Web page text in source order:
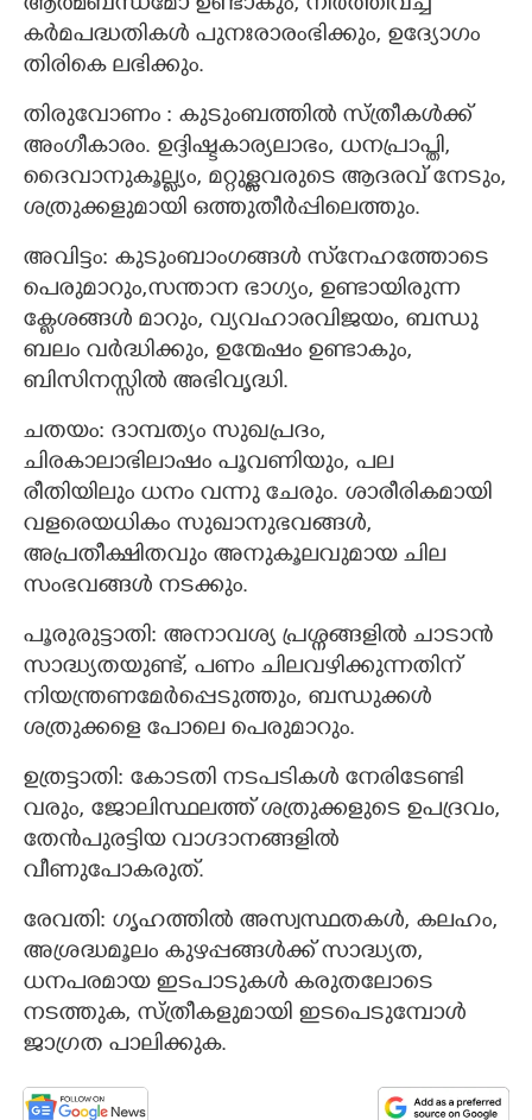
കർമപദ്ധതികൾ പുനഃരാരംഭിക്കും, ഉദ്യോഗം
തിരികെ ലഭിക്കും.
തിരുവോണം : കുടുംബത്തിൽ സ്ത്രീകൾക്ക്
അംഗീകാരം. ഉദ്ദിഷ്ടകാര്യലാഭം, ധനപ്രാപ്തി,
ദൈവാനുകൂല്ല്യം, മറ്റുള്ളവരുടെ ആദരവ് നേടും,
ശത്രുക്കളുമായി ഒത്തുതീർപ്പിലെത്തും.
അവിട്ടം: കുടുംബാംഗങ്ങൾ സ്‌നേഹത്തോടെ
പെരുമാറും,സന്താന ഭാഗ്യം, ഉണ്ടായിരുന്ന
ക്ലേശങ്ങൾ മാറും, വ്യവഹാരവിജയം, ബന്ധു
ബലം വർദ്ധിക്കും, ഉന്മേഷം ഉണ്ടാകും,
ബിസിനസ്സിൽ അഭിവൃദ്ധി.
ചതയം: ദാമ്പത്യം സുഖപ്രദം,
ചിരകാലാഭിലാഷം പൂവണിയും, പല
രീതിയിലും ധനം വന്നു ചേരും. ശാരീരികമായി
വളരെയധികം സുഖാനുഭവങ്ങൾ,
അപ്രതീക്ഷിതവും അനുകൂലവുമായ ചില
സംഭവങ്ങൾ നടക്കും.
പൂരുരുട്ടാതി: അനാവശ്യ പ്രശ്നങ്ങളിൽ ചാടാൻ
സാദ്ധ്യതയുണ്ട്, പണം ചിലവഴിക്കുന്നതിന്
നിയന്ത്രണമേർപ്പെടുത്തും, ബന്ധുക്കൾ
ശത്രുക്കളെ പോലെ പെരുമാറും.
ഉത്രട്ടാതി: കോടതി നടപടികൾ നേരിടേണ്ടി
വരും, ജോലിസ്ഥലത്ത് ശത്രുക്കളുടെ ഉപദ്രവം,
തേൻപുരട്ടിയ വാഗ്ദാനങ്ങളിൽ
വീണുപോകരുത്.
രേവതി: ഗൃഹത്തിൽ അസ്വസ്ഥതകൾ, കലഹം,
അശ്രദ്ധമൂലം കുഴപ്പങ്ങൾക്ക് സാദ്ധ്യത,
ധനപരമായ ഇടപാടുകൾ കരുതലോടെ
നടത്തുക, സ്ത്രീകളുമായി ഇടപെടുമ്പോൾ
ജാഗ്രത പാലിക്കുക.